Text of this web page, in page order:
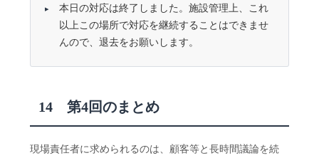
本日の対応は終了しました。施設管理上、これ
以上この場所で対応を継続することはできませ
んので、退去をお願いします。
14 第4回のまとめ
現場責任者に求められるのは、顧客等と長時間議論を続